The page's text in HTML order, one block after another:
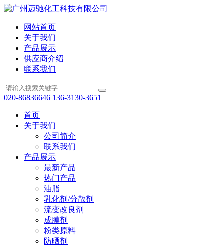
网站首页
关于我们
产品展示
供应商介绍
联系我们
020-86836646 136-3130-3651
首页
关于我们
公司简介
联系我们
产品展示
最新产品
热门产品
油脂
乳化剂/分散剂
流变改良剂
成膜剂
粉类原料
防晒剂